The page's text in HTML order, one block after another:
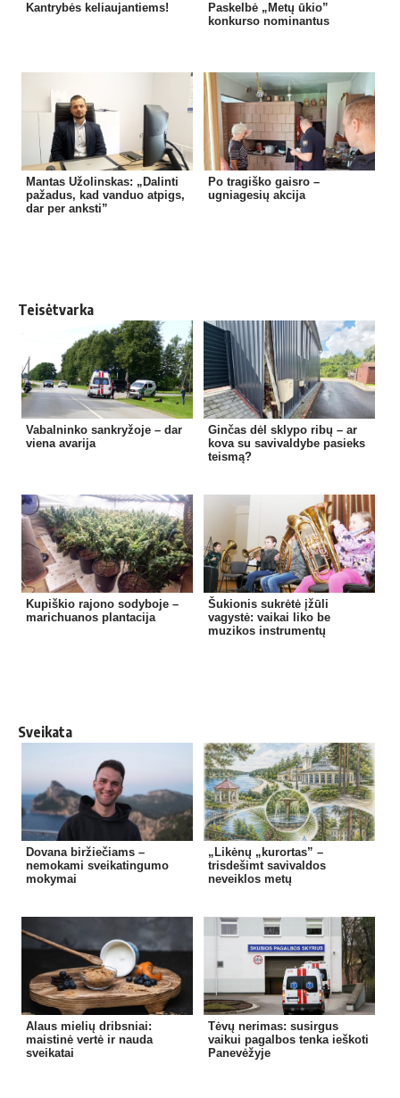
Kantrybės keliaujantiems!
Paskelbė „Metų ūkio”
konkurso nominantus
Mantas Užolinskas: „Dalinti
pažadus, kad vanduo atpigs,
dar per anksti”
Po tragiško gaisro –
ugniagesių akcija
Teisėtvarka
Vabalninko sankryžoje – dar
viena avarija
Ginčas dėl sklypo ribų – ar
kova su savivaldybe pasieks
teismą?
Kupiškio rajono sodyboje –
marichuanos plantacija
Šukionis sukrėtė įžūli
vagystė: vaikai liko be
muzikos instrumentų
Sveikata
Dovana biržiečiams –
nemokami sveikatingumo
mokymai
„Likėnų „kurortas” –
trisdešimt savivaldos
neveiklos metų
Alaus mielių dribsniai:
maistinė vertė ir nauda
sveikatai
Tėvų nerimas: susirgus
vaikui pagalbos tenka ieškoti
Panevėžyje